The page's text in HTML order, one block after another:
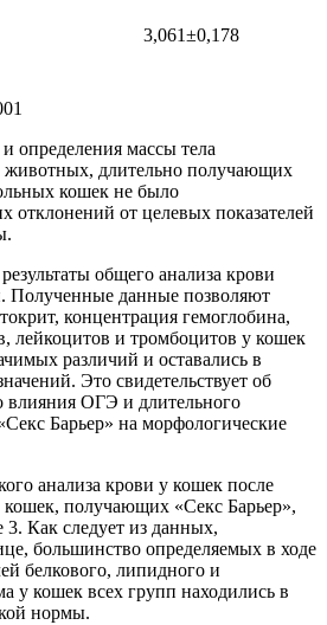
3,061±0,178
определения массы тела
животных, длительно получающих
кошек не было
отклонений от целевых показателей
общего анализа крови
Полученные данные позволяют
концентрация гемоглобина,
лейкоцитов и тромбоцитов у кошек
различий и оставались в
Это свидетельствует об
влияния ОГЭ и длительного
Барьер» на морфологические
анализа крови у кошек после
кошек, получающих «Секс Барьер»,
3. Как следует из данных,
большинство определяемых в ходе
белкового, липидного и
у кошек всех групп находились в
нормы.